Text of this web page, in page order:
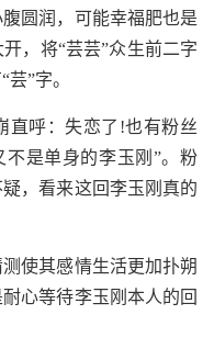
圆润，可能幸福肥也是
，将“芸芸”众生前二字
”字。
呼：失恋了!也有粉丝
是单身的李玉刚”。粉
，看来这回李玉刚真的
使其感情生活更加扑朔
心等待李玉刚本人的回